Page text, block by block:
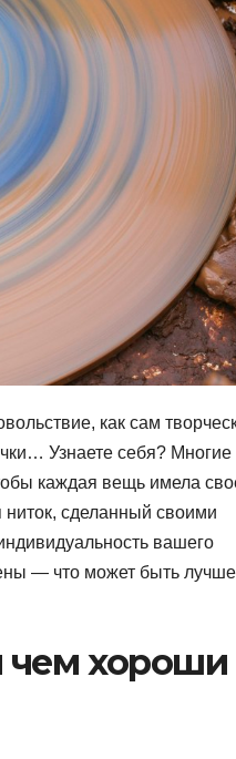
как сам
Узнаете себя? Многие
каждая вещь имела
сделанный своими
вашего
— что может быть лучше
чем хороши